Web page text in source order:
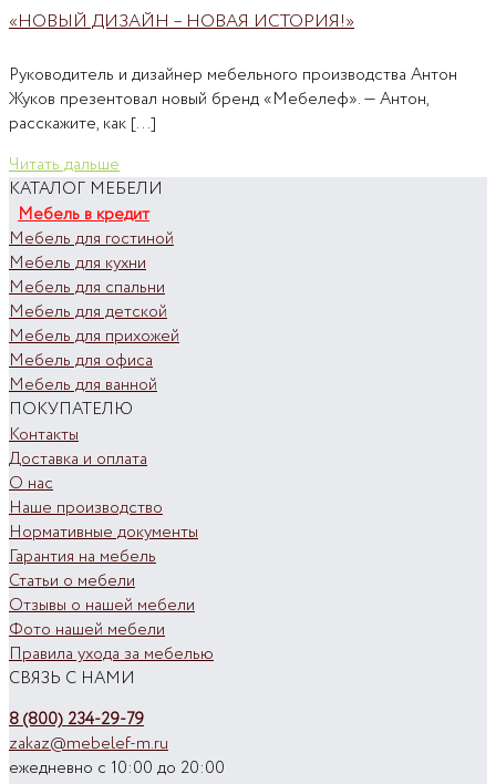
«НОВЫЙ ДИЗАЙН – НОВАЯ ИСТОРИЯ!»
Руководитель и дизайнер мебельного производства Антон
Жуков презентовал новый бренд «Мебелеф». — Антон,
расскажите, как [...]
Читать дальше
КАТАЛОГ МЕБЕЛИ
Мебель в кредит
Мебель для гостиной
Мебель для кухни
Мебель для спальни
Мебель для детской
Мебель для прихожей
Мебель для офиса
Мебель для ванной
ПОКУПАТЕЛЮ
Контакты
Доставка и оплата
О нас
Наше производство
Нормативные документы
Гарантия на мебель
Статьи о мебели
Отзывы о нашей мебели
Фото нашей мебели
Правила ухода за мебелью
СВЯЗЬ С НАМИ
8 (800) 234-29-79
zakaz@mebelef-m.ru
ежедневно с 10:00 до 20:00